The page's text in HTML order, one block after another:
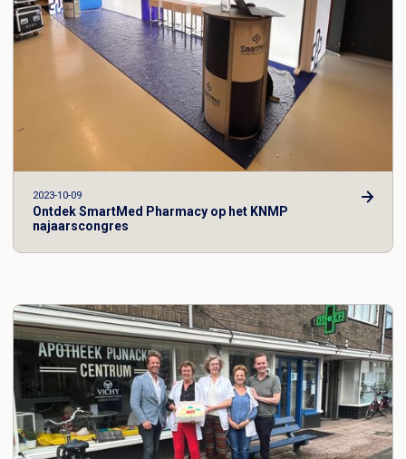
2023-10-09
Ontdek SmartMed Pharmacy op het KNMP
najaarscongres